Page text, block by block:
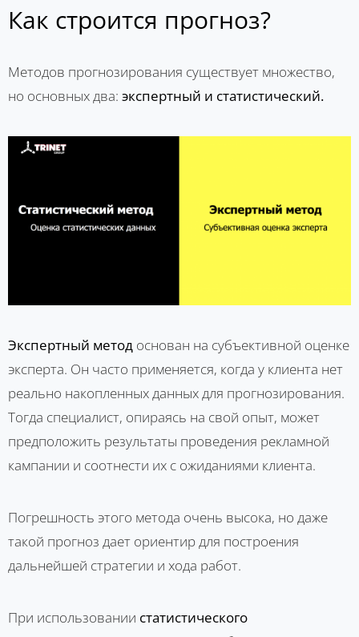
Как строится прогноз?
Методов прогнозирования существует множество,
но основных два: экспертный и статистический.
Экспертный метод основан на субъективной оценке
эксперта. Он часто применяется, когда у клиента нет
реально накопленных данных для прогнозирования.
Тогда специалист, опираясь на свой опыт, может
предположить результаты проведения рекламной
кампании и соотнести их с ожиданиями клиента.
Погрешность этого метода очень высока, но даже
такой прогноз дает ориентир для построения
дальнейшей стратегии и хода работ.
При использовании статистического